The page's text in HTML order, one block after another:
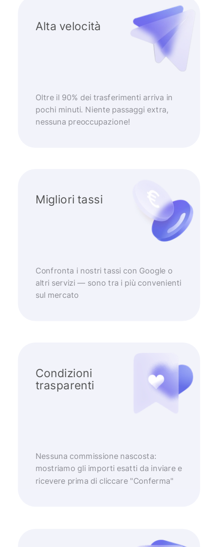
Alta velocità
Oltre il 90% dei trasferimenti arriva in
pochi minuti. Niente passaggi extra,
nessuna preoccupazione!
Migliori tassi
Confronta i nostri tassi con Google o
altri servizi — sono tra i più convenienti
sul mercato
Condizioni
trasparenti
Nessuna commissione nascosta:
mostriamo gli importi esatti da inviare e
ricevere prima di cliccare "Conferma"